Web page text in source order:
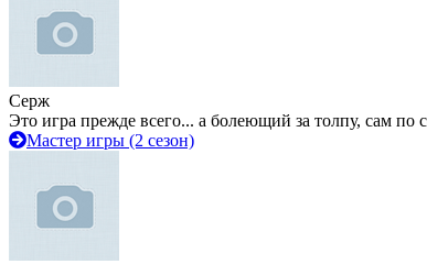
Серж
Это игра прежде всего... а болеющий за толпу, сам по
Мастер игры (2 сезон)